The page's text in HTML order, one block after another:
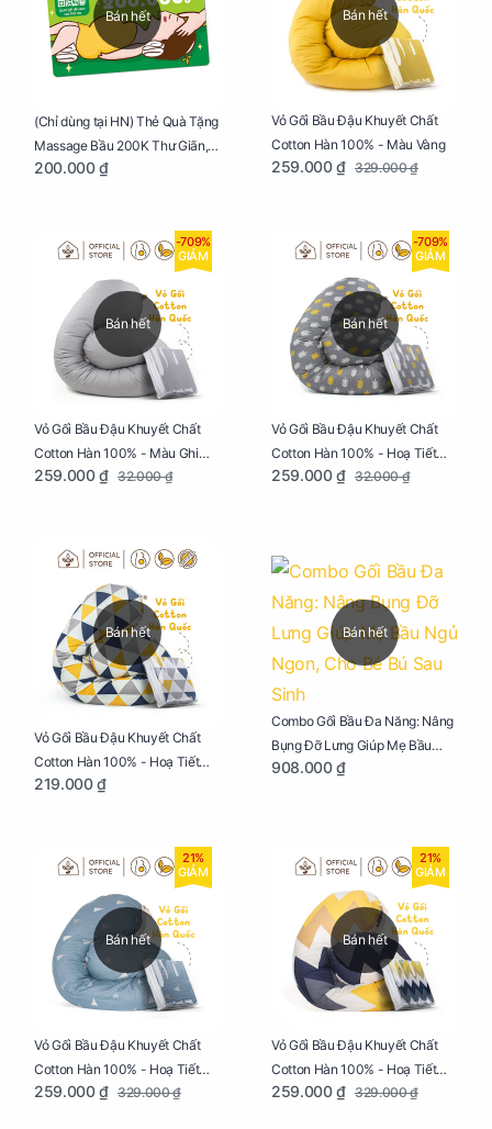
Bán hết
(Chỉ dùng tại HN) Thẻ Quà Tặng
Massage Bầu 200K Thư Giãn,
Tăng Tuần Hoàn Máu, Ngủ
200.000 ₫
Bán hết
Vỏ Gối Bầu Đậu Khuyết Chất
Cotton Hàn 100% - Màu Vàng
259.000 ₫ 329.000 ₫
Bán hết
-709%
GIẢM
Vỏ Gối Bầu Đậu Khuyết Chất
Cotton Hàn 100% - Màu Ghi
Xám
259.000 ₫ 32.000 ₫
Bán hết
-709%
GIẢM
Vỏ Gối Bầu Đậu Khuyết Chất
Cotton Hàn 100% - Hoạ Tiết
Xương Cá
259.000 ₫ 32.000 ₫
Bán hết
Vỏ Gối Bầu Đậu Khuyết Chất
Cotton Hàn 100% - Hoạ Tiết
Tam Giác
219.000 ₫
Bán hết
Combo Gối Bầu Đa Năng: Nâng
Bụng Đỡ Lưng Giúp Mẹ Bầu
Ngủ Ngon, Cho Bé Bú Sau Sinh
908.000 ₫
Bán hết
21%
GIẢM
Vỏ Gối Bầu Đậu Khuyết Chất
Cotton Hàn 100% - Hoạ Tiết
Thông Lạnh
259.000 ₫ 329.000 ₫
Bán hết
21%
GIẢM
Vỏ Gối Bầu Đậu Khuyết Chất
Cotton Hàn 100% - Hoạ Tiết
Ziczac
259.000 ₫ 329.000 ₫